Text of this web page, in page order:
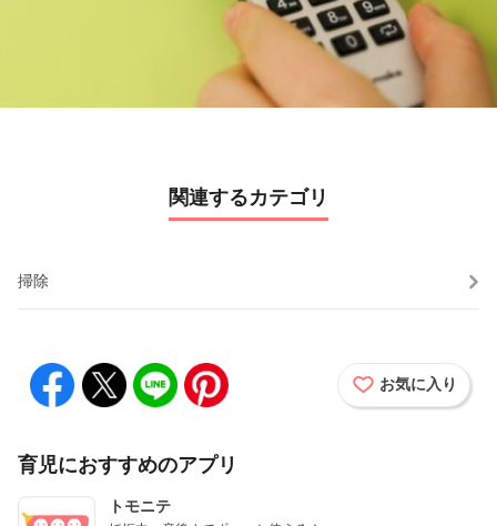
V
d
e
関連するカテゴリ
掃除
お気に入り
育児におすすめのアプリ
トモニテ